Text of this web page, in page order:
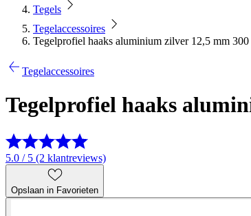
Tegels
Tegelaccessoires
Tegelprofiel haaks aluminium zilver 12,5 mm 300
Tegelaccessoires
Tegelprofiel haaks
5.0 / 5 (2 klantreviews)
Opslaan in Favorieten